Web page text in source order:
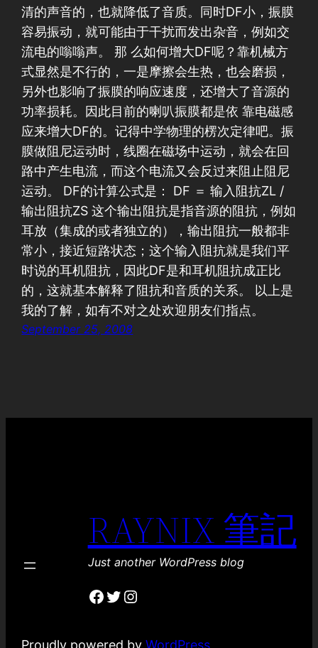
清的声音的，也就降低了音质。同时DF小，振膜
容易振动，就可能由于干扰而发出杂音，例如交
流电的嗡嗡声。 那 么如何增大DF呢？靠机械方
式显然是不行的，一是摩擦会生热，也会磨损，
另外也影响了振膜的响应速度，还增大了音源的
功率损耗。因此目前的喇叭振膜都是依 靠电磁感
应来增大DF的。记得中学物理的楞次定律吧。振
膜做阻尼运动时，线圈在磁场中运动，就会在回
路中产生电流，而这个电流又会反过来阻止阻尼
运动。 DF的计算公式是： DF ＝ 输入阻抗ZL /
输出阻抗ZS 这个输出阻抗是指音源的阻抗，例如
耳放（集成的或者独立的），输出阻抗一般都非
常小，接近短路状态；这个输入阻抗就是我们平
时说的耳机阻抗，因此DF是和耳机阻抗成正比
的，这就基本解释了阻抗和音质的关系。 以上是
我的了解，如有不对之处欢迎朋友们指点。
September 25, 2008
RAYNIX 筆記
Just another WordPress blog
Facebook
Twitter
Instagram
Proudly powered byWordPress